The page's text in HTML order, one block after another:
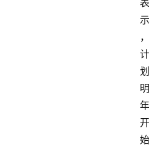
表
示
，
计
划
明
年
开
始